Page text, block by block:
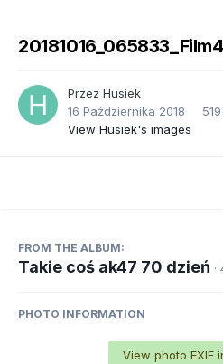
Przez Husiek
16 Października 2018
View Husiek's images
FROM THE ALBUM:
Takie coś ak47 70 dzień
PHOTO INFORMATION
View photo EXIF